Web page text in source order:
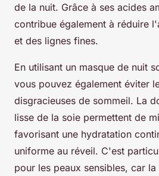
de la nuit. Grâce à ses acides
contribue également à réduire
et des lignes fines.
En utilisant un masque de nuit
vous pouvez également éviter
disgracieuses de sommeil. La
lisse de la soie permettent de
favorisant une hydratation
uniforme au réveil. C'est
pour les peaux sensibles, car la